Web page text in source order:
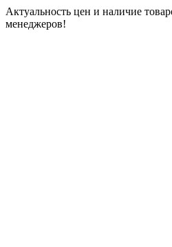
Актуальность цен и наличие
менеджеров!